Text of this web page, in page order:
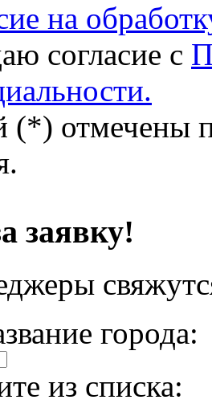
на
согласие с
(*) отмечены
заявку!
города:
из списка: